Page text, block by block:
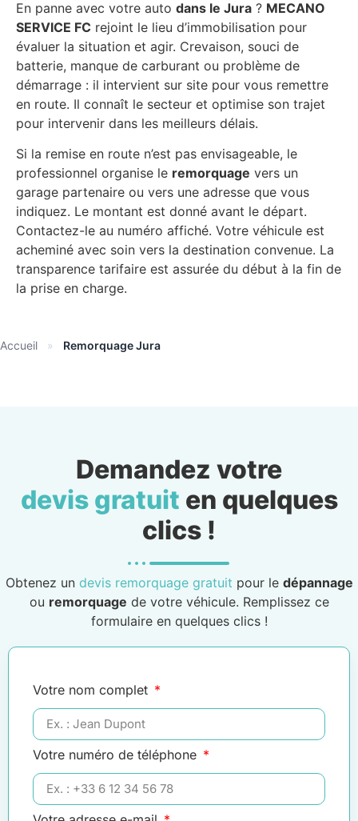
En panne avec votre auto dans le Jura ? MECANO
SERVICE FC rejoint le lieu d’immobilisation pour
évaluer la situation et agir. Crevaison, souci de
batterie, manque de carburant ou problème de
démarrage : il intervient sur site pour vous remettre
en route. Il connaît le secteur et optimise son trajet
pour intervenir dans les meilleurs délais.
Si la remise en route n’est pas envisageable, le
professionnel organise le remorquage vers un
garage partenaire ou vers une adresse que vous
indiquez. Le montant est donné avant le départ.
Contactez-le au numéro affiché. Votre véhicule est
acheminé avec soin vers la destination convenue. La
transparence tarifaire est assurée du début à la fin de
la prise en charge.
Accueil » Remorquage Jura
Demandez votre
devis gratuit en quelques
clics !
Obtenez un devis remorquage gratuit pour le dépannage
ou remorquage de votre véhicule. Remplissez ce
formulaire en quelques clics !
Votre nom complet
Votre numéro de téléphone